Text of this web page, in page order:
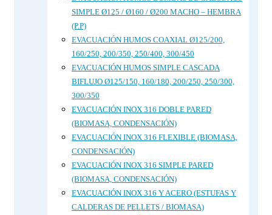
SIMPLE Ø125 / Ø160 / Ø200 MACHO – HEMBRA
(P.P)
EVACUACIÓN HUMOS COAXIAL Ø125/200,
160/250, 200/350, 250/400, 300/450
EVACUACIÓN HUMOS SIMPLE CASCADA
BIFLUJO Ø125/150, 160/180, 200/250, 250/300,
300/350
EVACUACIÓN INOX 316 DOBLE PARED
(BIOMASA, CONDENSACIÓN)
EVACUACIÓN INOX 316 FLEXIBLE (BIOMASA,
CONDENSACIÓN)
EVACUACIÓN INOX 316 SIMPLE PARED
(BIOMASA, CONDENSACIÓN)
EVACUACIÓN INOX 316 Y ACERO (ESTUFAS Y
CALDERAS DE PELLETS / BIOMASA)